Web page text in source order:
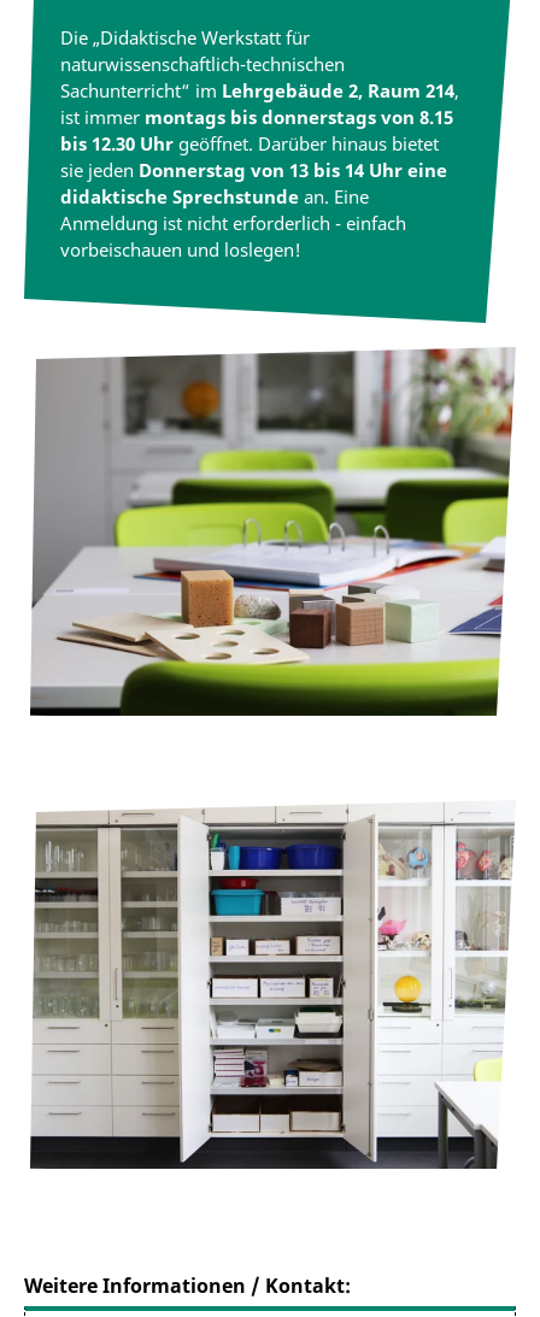
Die „Didaktische Werkstatt für
naturwissenschaftlich-technischen
Sachunterricht“ im Lehrgebäude 2, Raum 214,
ist immer montags bis donnerstags von 8.15
bis 12.30 Uhr geöffnet. Darüber hinaus bietet
sie jeden Donnerstag von 13 bis 14 Uhr eine
didaktische Sprechstunde an. Eine
Anmeldung ist nicht erforderlich - einfach
vorbeischauen und loslegen!
Weitere Informationen / Kontakt: